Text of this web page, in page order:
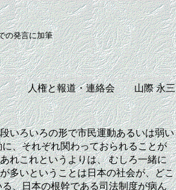
の発言に加筆
人権と報道・連絡会 山際 永三
ろいろの形で市民運動あるいは弱い
、それぞれ関わっておられることが
れこれというよりは、 むしろ一緒に
多いということは日本の社会が、どこ
、日本の根幹である司法制度が病ん